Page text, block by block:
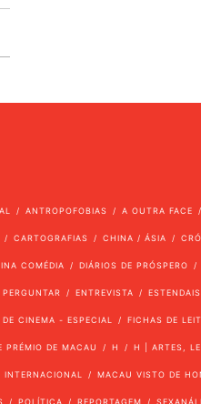
ANTROPOFOBIAS A OUTRA FACE
CARTOGRAFIAS CHINA / ÁSIA
COMÉDIA DIÁRIOS DE PRÓSPERO
ENTREVISTA ESTENDAIS
CINEMA - ESPECIAL FICHAS DE
PRÉMIO DE MACAU H H | ARTES,
INTERNACIONAL MACAU VISTO DE
POLÍTICA REPORTAGEM